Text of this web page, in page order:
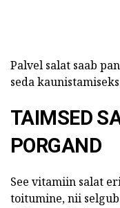
Palvel salat saab
seda
TAIMSED
PORGAND
See vitamiin salat
toitumine, nii